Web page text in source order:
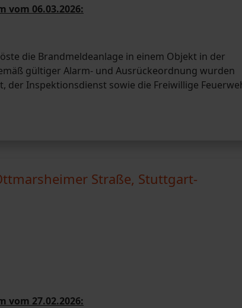
vom 06.03.2026:
die Brandmeldeanlage in einem Objekt in der
gültiger Alarm- und Ausrückeordnung wurden
der Inspektionsdienst sowie die Freiwillige
Straße, Stuttgart-
vom 27.02.2026: